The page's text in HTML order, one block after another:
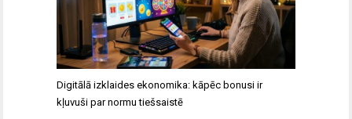
Digitālā izklaides ekonomika: kāpēc bonusi ir
kļuvuši par normu tiešsaistē